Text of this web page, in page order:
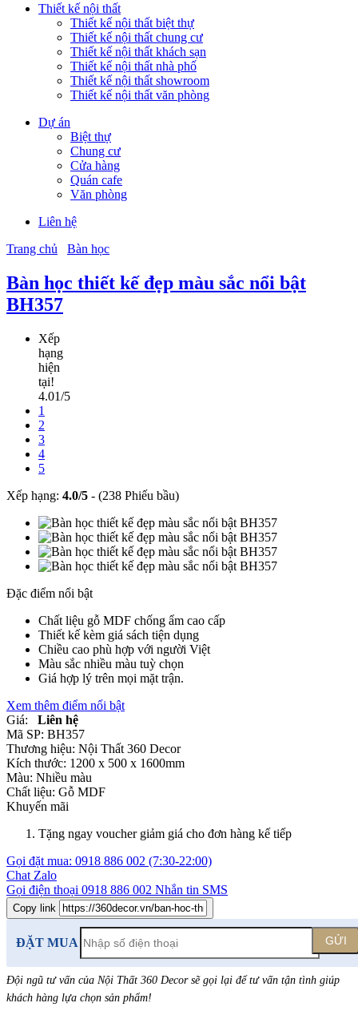
Thiết kế nội thất
Thiết kế nội thất biệt thự
Thiết kế nội thất chung cư
Thiết kế nội thất khách sạn
Thiết kế nội thất nhà phố
Thiết kế nội thất showroom
Thiết kế nội thất văn phòng
Dự án
Biệt thự
Chung cư
Cửa hàng
Quán cafe
Văn phòng
Liên hệ
Trang chủ
Bàn học
Bàn học thiết kế đẹp màu sắc nổi bật
BH357
Xếp
hạng
hiện
tại!
4.01/5
1
2
3
4
5
Xếp hạng: 4.0/5 - (238 Phiếu bầu)
Đặc điểm nổi bật
Chất liệu gỗ MDF chống ẩm cao cấp
Thiết kế kèm giá sách tiện dụng
Chiều cao phù hợp với người Việt
Màu sắc nhiều màu tuỳ chọn
Giá hợp lý trên mọi mặt trận.
Xem thêm điểm nổi bật
Giá:
Liên hệ
Mã SP: BH357
Thương hiệu: Nội Thất 360 Decor
Kích thước: 1200 x 500 x 1600mm
Màu: Nhiều màu
Chất liệu: Gỗ MDF
Khuyến mãi
Tặng ngay voucher giảm giá cho đơn hàng kế tiếp
Gọi đặt mua: 0918 886 002 (7:30-22:00)
Chat Zalo
Gọi điện thoại 0918 886 002 Nhắn tin SMS
Copy link
ĐẶT MUA GỬI
Đội ngũ tư vấn của Nội Thất 360 Decor sẽ gọi lại để tư vấn tận tình giúp
khách hàng lựa chọn sản phẩm!